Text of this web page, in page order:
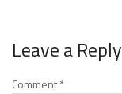
Leave a Reply
Comment*